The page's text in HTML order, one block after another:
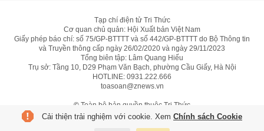
Tạp chí điện tử Tri Thức
Cơ quan chủ quản: Hội Xuất bản Việt Nam
Giấy phép báo chí: số 75/GP-BTTTT và số 442/GP-BTTTT do Bộ Thông tin
và Truyền thông cấp ngày 26/02/2020 và ngày 29/11/2023
Tổng biên tập: Lâm Quang Hiếu
Trụ sở: Tầng 10, D29 Phạm Văn Bạch, phường Cầu Giấy, Hà Nội
HOTLINE: 0931.222.666
toasoan@znews.vn
© Toàn bộ bản quyền thuộc Tri Thức
Cải thiện trải nghiệm với cookie. Xem Chính sách Cookie